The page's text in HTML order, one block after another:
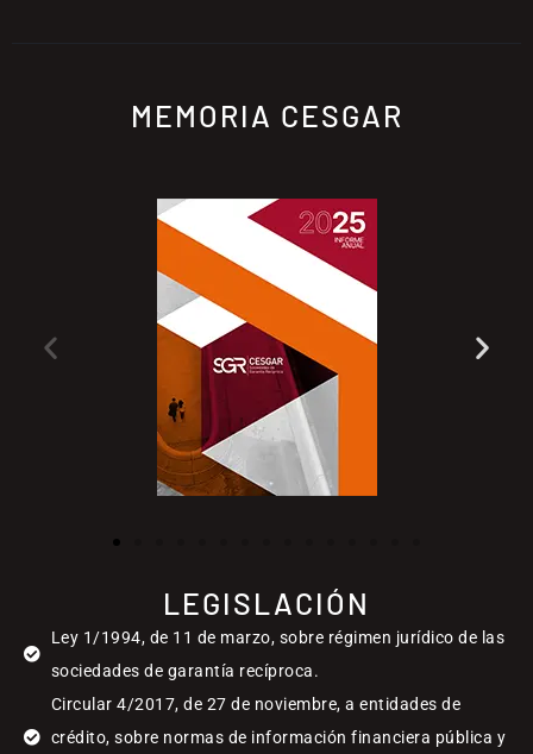
MEMORIA CESGAR
LEGISLACIÓN
Ley 1/1994, de 11 de marzo, sobre régimen jurídico de las
sociedades de garantía recíproca.
Circular 4/2017, de 27 de noviembre, a entidades de
crédito, sobre normas de información financiera pública y